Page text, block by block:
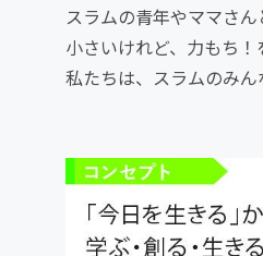
スラムの青年やママさ
小さいけれど、力もち
私たちは、スラムのみん